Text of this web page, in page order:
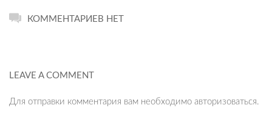
КОММЕНТАРИЕВ НЕТ
LEAVE A COMMENT
Для отправки комментария вам необходимо авторизоваться.